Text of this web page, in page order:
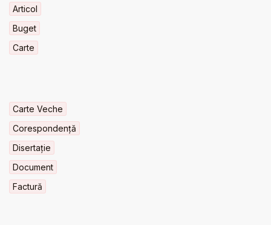
Articol
Buget
Carte
Carte Veche
Corespondență
Disertație
Document
Factură